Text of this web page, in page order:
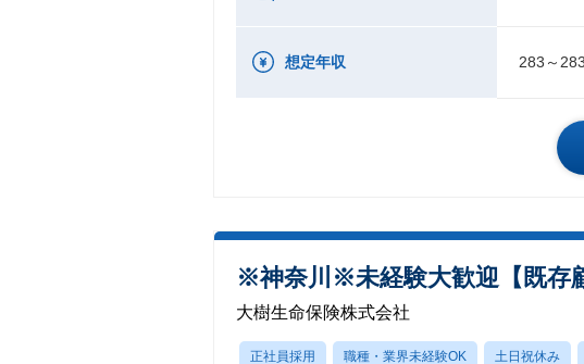
想定年収 283～
※神奈川※未経験大歓迎【既存
大樹生命保険株式会社
正社員採用 職種・業界未経験OK 土日祝休み